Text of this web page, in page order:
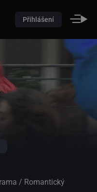
Přihlášení
/ Romantický